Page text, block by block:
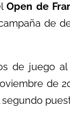
Open de
de
de juego
de